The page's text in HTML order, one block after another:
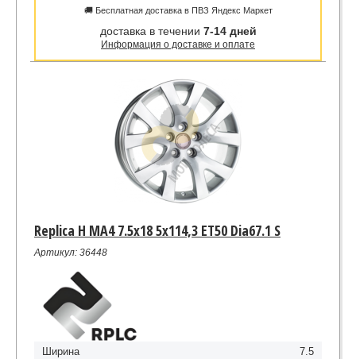
🚚 Бесплатная доставка в ПВЗ Яндекс Маркет
доставка в течении 7-14 дней
Информация о доставке и оплате
Replica H MA4 7.5x18 5x114,3 ET50 Dia67.1 S
Артикул: 36448
Ширина
7.5